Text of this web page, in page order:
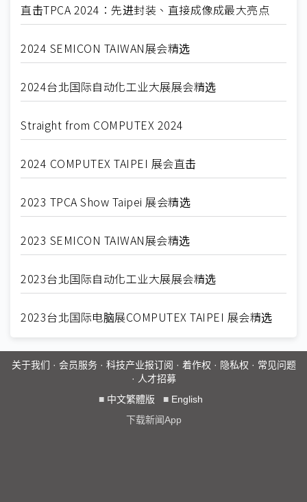
直击TPCA 2024：先进封装、直接成像成最大亮点
2024 SEMICON TAIWAN展会精选
2024台北国际自动化工业大展展会精选
Straight from COMPUTEX 2024
2024 COMPUTEX TAIPEI 展会直击
2023 TPCA Show Taipei 展会精选
2023 SEMICON TAIWAN展会精选
2023台北国际自动化工业大展展会精选
2023台北国际电脑展COMPUTEX TAIPEI 展会精选
关于我们 · 会员服务· 科技产业报订阅 · 着作权 · 隐私权 · 常见问题
· 人才招募
■ 中文繁體版 ■ English
下载新闻App